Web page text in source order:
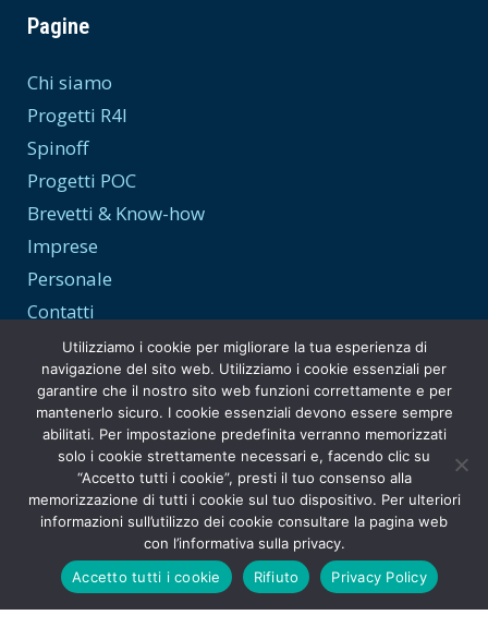
Pagine
Chi siamo
Progetti R4I
Spinoff
Progetti POC
Brevetti & Know-how
Imprese
Personale
Contatti
Trasparenza e Privacy
Privacy Policy
Amministrazione Trasparente
© CopyrightINFN Tech Transfer. [2026]
Utilizziamo i cookie per migliorare la tua esperienza di
navigazione del sito web. Utilizziamo i cookie essenziali per
garantire che il nostro sito web funzioni correttamente e per
mantenerlo sicuro. I cookie essenziali devono essere sempre
abilitati. Per impostazione predefinita verranno memorizzati
solo i cookie strettamente necessari e, facendo clic su
“Accetto tutti i cookie”, presti il tuo consenso alla
memorizzazione di tutti i cookie sul tuo dispositivo. Per ulteriori
informazioni sull’utilizzo dei cookie consultare la pagina web
con l’informativa sulla privacy.
Accetto tutti i cookie
Rifiuto Privacy Policy